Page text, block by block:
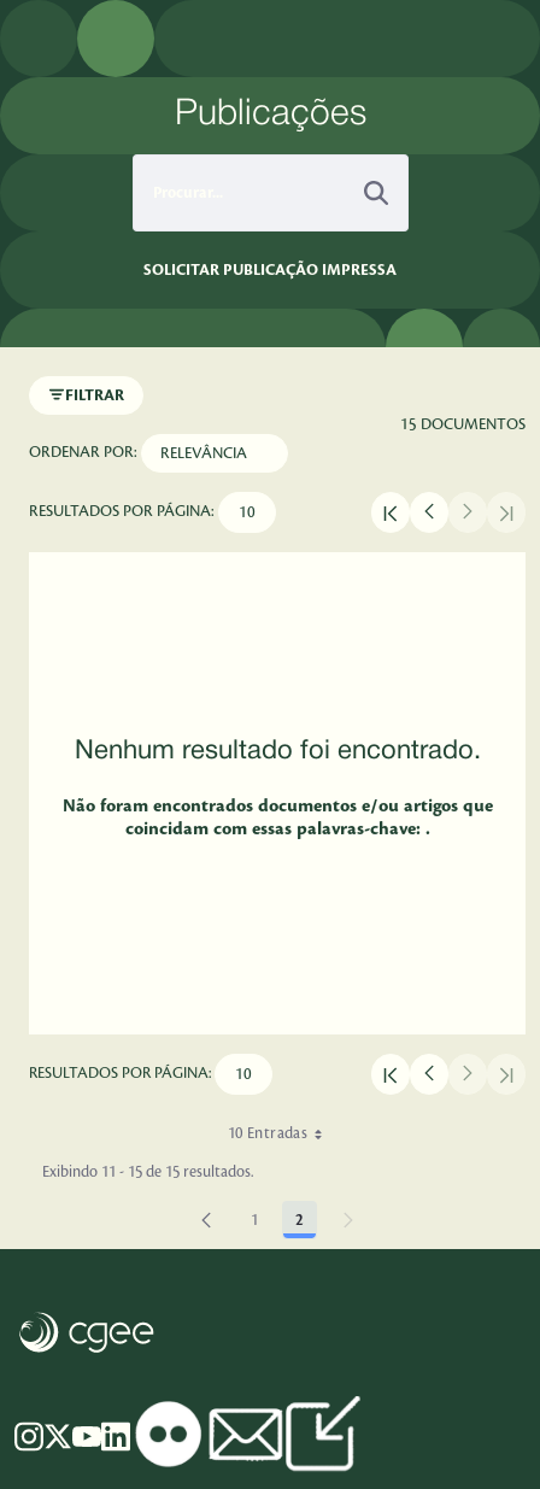
Pular para o Conteúdo principal
Publicações
SOLICITAR PUBLICAÇÃO IMPRESSA
FILTRAR
15 DOCUMENTOS
ORDENAR POR:
RESULTADOS POR PÁGINA:
Nenhum resultado foi encontrado.
Não foram encontrados documentos e/ou artigos que
coincidam com essas palavras-chave: .
RESULTADOS POR PÁGINA:
10 Entradas
Exibindo 11 - 15 de 15 resultados.
Página
1 Página
2